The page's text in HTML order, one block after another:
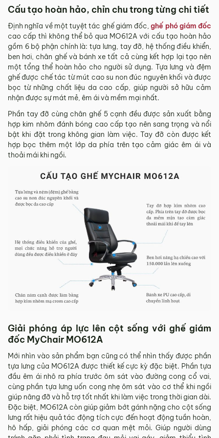
Cấu tạo hoàn hảo, chỉn chu trong từng chi tiết
Định nghĩa về một tuyệt tác ghế giám đốc,ghế phó giám đốc
cao cấp thì không thể bỏ qua MO612A với cấu tạo hoàn hảo
gồm 6 bộ phận chính là: tựa lưng, tay đỡ, hệ thống điều khiển,
ben hơi, chân ghế và bánh xe tất cả cùng kết hợp lại tạo nên
một tổng thể hoàn hảo cho người sử dụng. Tựa lưng và đệm
ghế được chế tác từ mút cao su non đúc nguyên khối và được
bọc từ những chất liệu da cao cấp, giúp người sở hữu cảm
nhận được sự mát mẻ, êm ái và mềm mại nhất.
Phần tay đỡ cùng chân ghế 5 cạnh đều được sản xuất bằng
hợp kim nhôm đánh bóng cao cấp tạo nên sang trọng và nổi
bật khi đặt trong không gian làm việc. Tay đỡ còn được kết
hợp bọc thêm một lớp da phía trên tạo cảm giác êm ái và
thoải mái khi ngồi.
Giải phóng áp lực lên cột sống với ghế giám
đốc MyChair MO612A
Mới nhìn vào sản phẩm bạn cũng có thể nhìn thấy được phần
tựa lưng của MO612A được thiết kế cực kỳ đặc biệt. Phần tựa
đầu êm ái nhô ra phía trước ôm sát vào đường cong cổ vai,
cùng phần tựa lưng uốn cong nhẹ ôm sát vào cơ thể khi ngồi
giúp nâng đỡ và hỗ trợ tốt nhất khi làm việc trong thời gian dài.
Đặc biệt, MO612A còn giúp giảm bớt gánh nặng cho cột sống
lưng rất hiệu quả tác động tích cực đến hoạt động tuần hoàn,
hô hấp, giải phóng các cơ quan mệt mỏi. Giúp người dùng
Sản phẩm mới đã quá thời gian 3 ngày kể từ ngày nhận
hàng.
Mọi thông tin cần hỗ trợ và giải đáp vui lòng liên hệ MyChair
qua:
Hotline:0942 902 468(Call, Zalo)
Email: info@mychair.vn